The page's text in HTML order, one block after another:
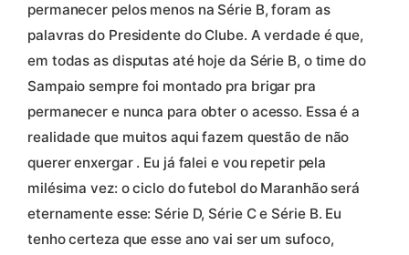
permanecer pelos menos na Série B, foram as
palavras do Presidente do Clube. A verdade é que,
em todas as disputas até hoje da Série B, o time do
Sampaio sempre foi montado pra brigar pra
permanecer e nunca para obter o acesso. Essa é a
realidade que muitos aqui fazem questão de não
querer enxergar . Eu já falei e vou repetir pela
milésima vez: o ciclo do futebol do Maranhão será
eternamente esse: Série D, Série C e Série B. Eu
tenho certeza que esse ano vai ser um sufoco,